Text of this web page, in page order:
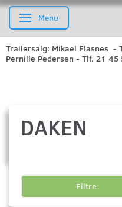
Skifte navigation
Menu
Trailersalg: Mikael Flasnes -
Pernille Pedersen - Tlf. 21
DAKEN
Filtre